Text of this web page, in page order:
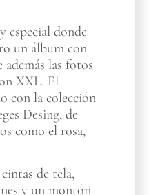
especial donde
un álbum con
además las fotos
XXL. El
con la colección
Desing, de
como el rosa,
de tela,
y un montón